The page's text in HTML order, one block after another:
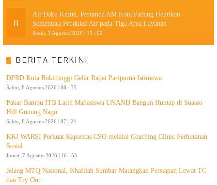
8
Air Baku Keruh, Perumda AM Kota Padang Hentikan
Sementara Produksi Air pada Tiga Area Layanan
Senin, 3 Agustus 2026 | 13 : 02
BERITA TERKINI
DPRD Kota Bukittinggi Gelar Rapat Paripurna Istimewa
Sabtu, 8 Agustus 2026 | 08 : 35
Pakar Bambu ITB Latih Mahasiswa UNAND Bangun Huntap di Suasso
Hill Gunung Nago
Sabtu, 8 Agustus 2026 | 07 : 21
KKI WARSI Perkuat Kapasitas CSO melalui Coaching Clinic Perhutanan
Sosial
Jumat, 7 Agustus 2026 | 16 : 53
Jelang MTQ Nasional, Khafilah Sumbar Matangkan Persiapan Lewat TC
dan Try Out